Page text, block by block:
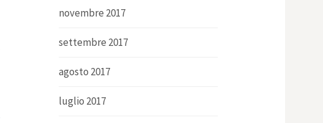
novembre 2017
settembre 2017
agosto 2017
luglio 2017